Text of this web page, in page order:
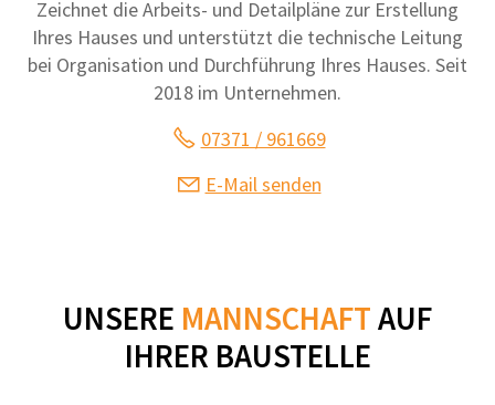
Zeichnet die Arbeits- und Detailpläne zur Erstellung
Ihres Hauses und unterstützt die technische Leitung
bei Organisation und Durchführung Ihres Hauses. Seit
2018 im Unternehmen.
07371 / 961669
E-Mail senden
UNSERE MANNSCHAFTAUF
IHRER BAUSTELLE